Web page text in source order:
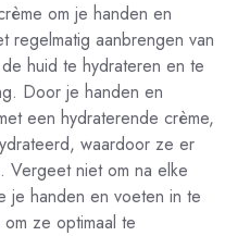
om je handen en
regelmatig aanbrengen van
huid te hydrateren en te
Door je handen en
een hydraterende crème,
waardoor ze er
niet om na elke
je handen en voeten in te
ze optimaal te